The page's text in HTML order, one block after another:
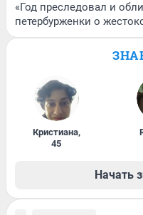
«Год преследовал и
петербурженки о
Кристиана,
45
Начать